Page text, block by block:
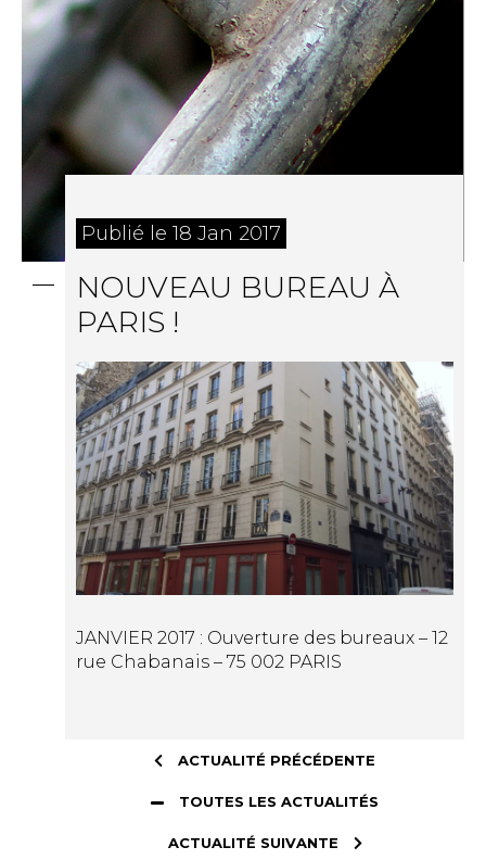
Publié le 18 Jan 2017
NOUVEAU BUREAU À
PARIS !
JANVIER 2017 : Ouverture des bureaux – 12
rue Chabanais – 75 002 PARIS
ACTUALITÉ PRÉCÉDENTE
TOUTES LES ACTUALITÉS
ACTUALITÉ SUIVANTE